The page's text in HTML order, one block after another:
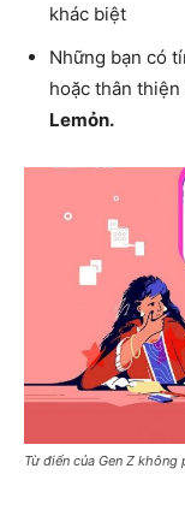
khác biệt
Những bạn có
hoặc thân
Lemỏn.
Từ điển của Gen Z không